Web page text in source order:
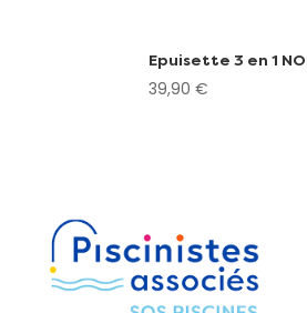
Epuisette 3 en 1
39,90€